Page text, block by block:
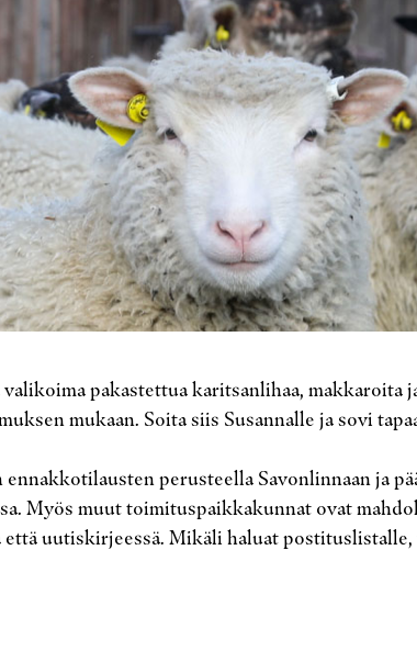
pakastettua karitsanlihaa, makkaroita
mukaan. Soita siis Susannalle ja sovi
perusteella Savonlinnaan ja
Myös muut toimituspaikkakunnat ovat
uutiskirjeessä. Mikäli haluat